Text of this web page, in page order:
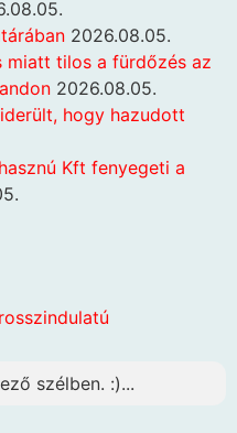
2026.08.05.
tilos a fürdőzés az
2026.08.05.
hogy hazudott
Kft fenyegeti a
szélben. :)...